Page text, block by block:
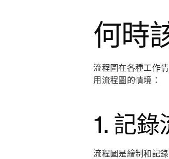
何時
流程圖在各種工作
用流程圖的情境：
1. 記
流程圖是繪制和記